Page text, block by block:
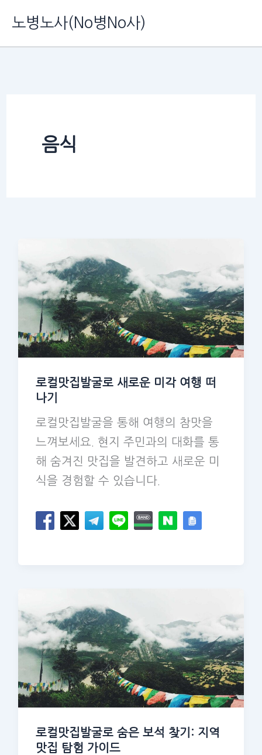
츠
노병노사(No병No사)
음식
로컬맛집발굴로 새로운 미각 여행 떠
나기
로컬맛집발굴을 통해 여행의 참맛을
느껴보세요. 현지 주민과의 대화를 통
해 숨겨진 맛집을 발견하고 새로운 미
식을 경험할 수 있습니다.
로컬맛집발굴로 숨은 보석 찾기: 지역
맛집 탐험 가이드